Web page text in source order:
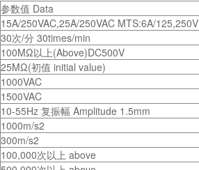
参数值 Data
15A/250VAC,25A/250VAC MTS:6A/125,250V
30次/分 30times/min
100MΩ以上(Above)DC500V
25MΩ(初值 initial value)
1000VAC
1500VAC
10-55Hz 复振幅 Amplitude 1.5mm
1000m/s2
300m/s2
100,000次以上 above